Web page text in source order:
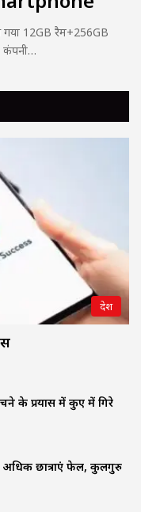
गया 12GB रैम+256GB
कंपनी…
देश
के प्रयास में कुए में गिरे
अधिक छात्राएं फेल, कुलगुरु